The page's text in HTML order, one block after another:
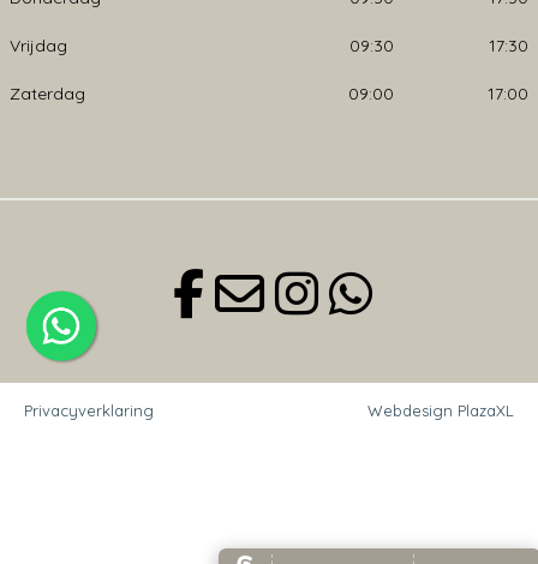
Vrijdag 09:30 17:30
Zaterdag 09:00 17:00
Privacyverklaring Webdesign PlazaXL